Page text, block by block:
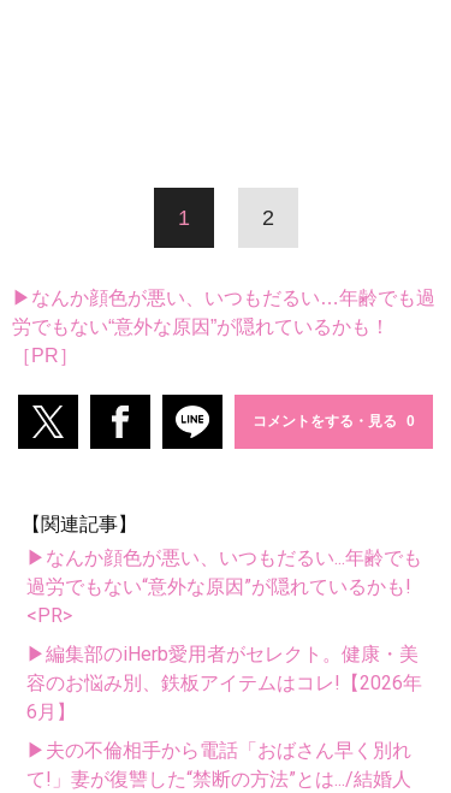
1 2
▶なんか顔色が悪い、いつもだるい…年齢でも過
労でもない“意外な原因”が隠れているかも！
［PR］
コメントをする・見る
【関連記事】
▶なんか顔色が悪い、いつもだるい...年齢でも
過労でもない“意外な原因”が隠れているかも!
<PR>
▶編集部のiHerb愛用者がセレクト。健康・美
容のお悩み別、鉄板アイテムはコレ!【2026年
6月】
▶夫の不倫相手から電話「おばさん早く別れ
て!」妻が復讐した“禁断の方法”とは.../結婚人